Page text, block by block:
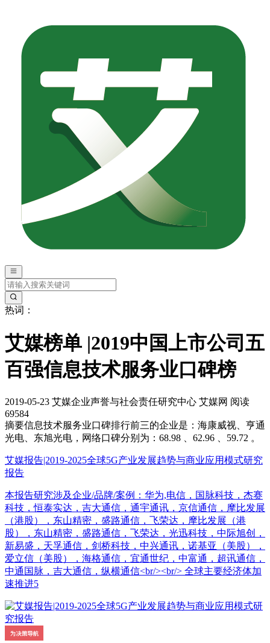
热词：
艾媒榜单 |2019中国上市公司五
百强信息技术服务业口碑榜
2019-05-23 艾媒企业声誉与社会责任研究中心 艾媒网 阅读
69584
摘要信息技术服务业口碑排行前三的企业是：海康威视、亨通
光电、东旭光电，网络口碑分别为：68.98 、62.96 、59.72 。
艾媒报告|2019-2025全球5G产业发展趋势与商业应用模式研究
报告
本报告研究涉及企业/品牌/案例：华为,电信，国脉科技，杰赛
科技，恒泰实达，吉大通信，通宇通讯，京信通信，摩比发展
（港股），东山精密，盛路通信，飞荣达，摩比发展（港
股），东山精密，盛路通信，飞荣达，光迅科技，中际旭创，
新易盛，天孚通信，剑桥科技，中兴通讯，诺基亚（美股），
爱立信（美股），海格通信，宜通世纪，中富通，超讯通信，
中通国脉，吉大通信，纵横通信<br/><br/> 全球主要经济体加
速推进5